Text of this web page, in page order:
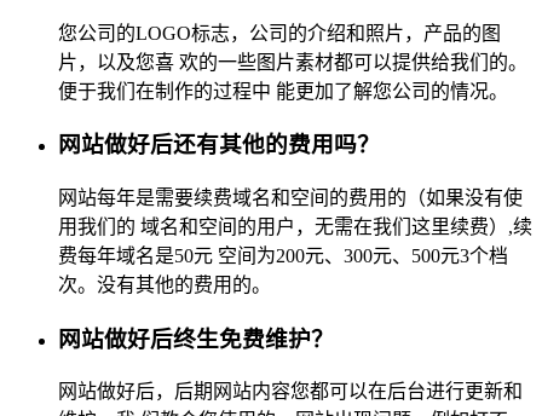
您公司的LOGO标志，公司的介绍和照片，产品的图
片，以及您喜 欢的一些图片素材都可以提供给我们的。
便于我们在制作的过程中 能更加了解您公司的情况。
网站做好后还有其他的费用吗？
网站每年是需要续费域名和空间的费用的（如果没有使
用我们的 域名和空间的用户，无需在我们这里续费）,续
费每年域名是50元 空间为200元、300元、500元3个档
次。没有其他的费用的。
网站做好后终生免费维护？
网站做好后，后期网站内容您都可以在后台进行更新和